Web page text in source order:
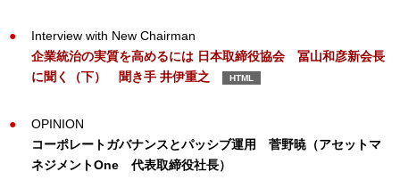
Interview with New Chairman
企業統治の実質を高めるには 日本取締役協会 冨山和彦新会長
に聞く（下）
聞き手 井伊重之 HTML
OPINION
コーポレートガバナンスとパッシブ運用
菅野暁（アセットマ
ネジメントOne 代表取締役社長）